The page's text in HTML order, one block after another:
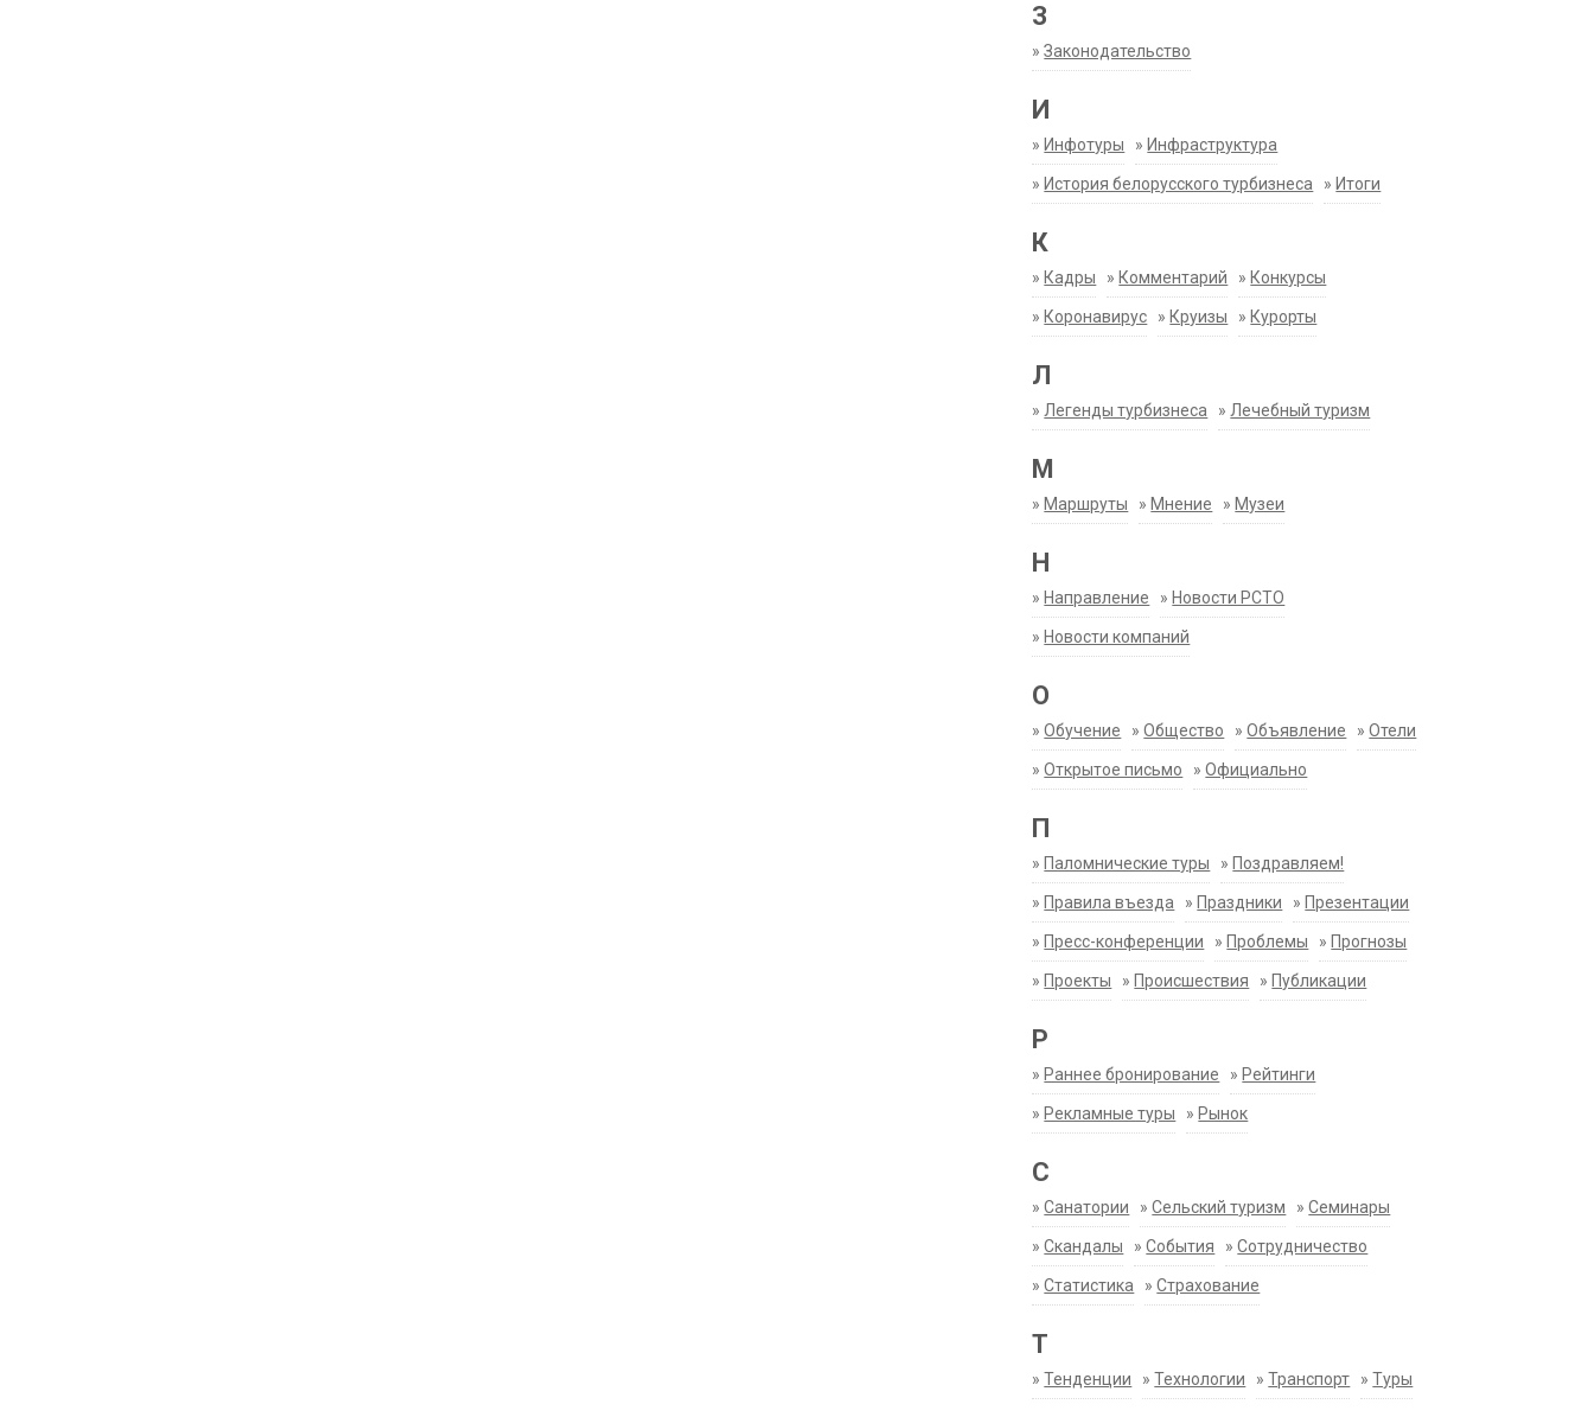
З
»Законодательство
И
» Инфотуры » Инфраструктура
» История белорусского турбизнеса » Итоги
К
» Кадры » Комментарий » Конкурсы
» Коронавирус » Круизы » Курорты
Л
» Легенды турбизнеса » Лечебный туризм
М
» Маршруты » Мнение » Музеи
Н
» Направление » Новости РСТО
» Новости компаний
О
»Обучение »Общество »Объявление »Отели
»Открытое письмо »Официально
П
» Паломнические туры » Поздравляем!
» Правила въезда » Праздники » Презентации
» Пресс-конференции » Проблемы » Прогнозы
» Проекты » Происшествия » Публикации
Р
» Раннее бронирование » Рейтинги
» Рекламные туры » Рынок
С
»Санатории »Сельский туризм »Семинары
»Скандалы »События »Сотрудничество
»Статистика »Страхование
Т
»Тенденции »Технологии »Транспорт »Туры